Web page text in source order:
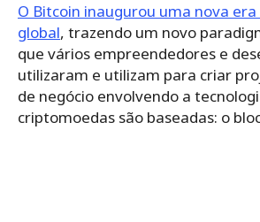
O Bitcoin inaugurou uma nova
global, trazendo um novo
que vários empreendedores e
utilizaram e utilizam para criar
de negócio envolvendo a
criptomoedas são baseadas: o